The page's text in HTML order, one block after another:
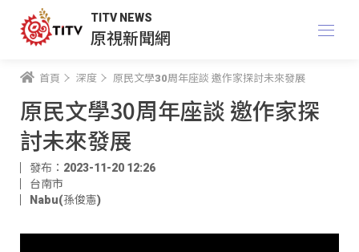
TITV NEWS
原視新聞網
首頁 深度 原民文學30周年座談 邀作家探討未來發展
原民文學30周年座談 邀作家探
討未來發展
發布：2023-11-20 12:26
台南市
Nabu(孫俊憲)